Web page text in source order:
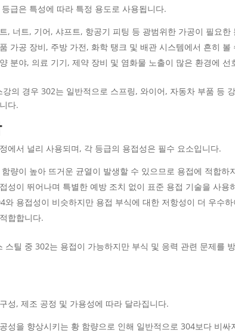
급은 특성에 따라 특정 용도로 사용됩니다.
, 너트, 기어, 샤프트, 항공기 피팅 등 광범위한 가공이 필요한
가공 장비, 주방 가전, 화학 탱크 및 배관 시스템에서 흔히 볼
분야, 의료 기기, 제약 장비 및 염화물 노출이 많은 환경에 선
의 경우 302는 일반적으로 스프링, 와이어, 자동차 부품 등
다.
에서 널리 사용되며, 각 등급의 용접성은 필수 요소입니다.
량이 높아 뜨거운 균열이 발생할 수 있으므로 용접에 적합하
성이 뛰어나며 특별한 예방 조치 없이 표준 용접 기술을 사용
와 용접성이 비슷하지만 용접 부식에 대한 저항성이 더 우수
합합니다.
스틸 중 302는 용접이 가능하지만 부식 및 응력 관련 문제를
성, 제조 공정 및 가용성에 따라 달라집니다.
성을 향상시키는 황 함량으로 인해 일반적으로 304보다 비싸